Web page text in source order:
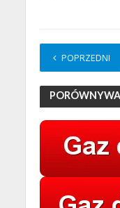
POPRZEDNI1